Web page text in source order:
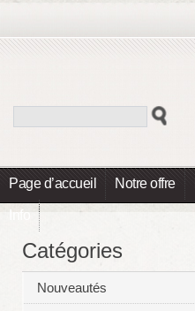
Page d’accueil Notre offre
Info
Catégories
Nouveautés